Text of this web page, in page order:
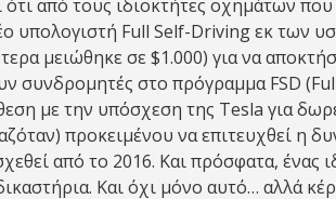
ότι από τους ιδιοκτήτες οχημάτων
υπολογιστή Full Self-Driving εκ των
μειώθηκε σε $1.000) για να
συνδρομητές στο πρόγραμμα FSD
με την υπόσχεση της Tesla για
προκειμένου να επιτευχθεί η
από το 2016. Και πρόσφατα, ένας
Και όχι μόνο αυτό… αλλά